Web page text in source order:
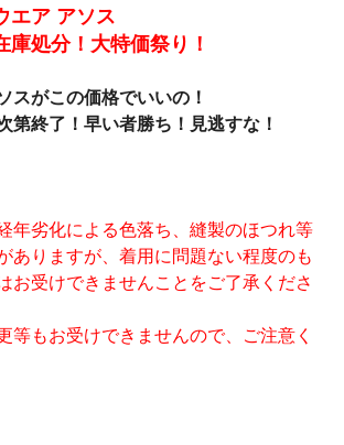
エア アソス
庫処分！大特価祭り！
スがこの価格でいいの！
第終了！早い者勝ち！見逃すな！
年劣化による色落ち、縫製のほつれ等
ありますが、着用に問題ない程度のも
お受けできませんことをご了承くださ
等もお受けできませんので、ご注意く